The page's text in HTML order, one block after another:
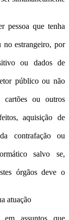
pessoa que tenha
no estrangeiro, por
ou dados de
público ou não
cartões ou outros
aquisição de
contrafação ou
salvo se,
órgãos deve o
atuação
assuntos que